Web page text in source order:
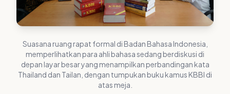
Suasana ruang rapat formal di Badan Bahasa Indonesia,
memperlihatkan para ahli bahasa sedang berdiskusi di
depan layar besar yang menampilkan perbandingan kata
Thailand dan Tailan, dengan tumpukan buku kamus KBBI di
atas meja.